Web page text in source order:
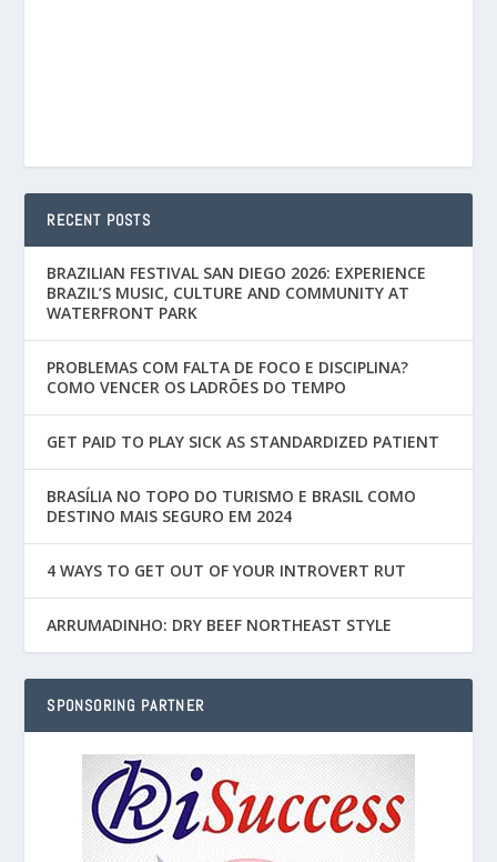
RECENT POSTS
BRAZILIAN FESTIVAL SAN DIEGO 2026: EXPERIENCE
BRAZIL’S MUSIC, CULTURE AND COMMUNITY AT
WATERFRONT PARK
PROBLEMAS COM FALTA DE FOCO E DISCIPLINA?
COMO VENCER OS LADRÕES DO TEMPO
GET PAID TO PLAY SICK AS STANDARDIZED PATIENT
BRASÍLIA NO TOPO DO TURISMO E BRASIL COMO
DESTINO MAIS SEGURO EM 2024
4 WAYS TO GET OUT OF YOUR INTROVERT RUT
ARRUMADINHO: DRY BEEF NORTHEAST STYLE
SPONSORING PARTNER